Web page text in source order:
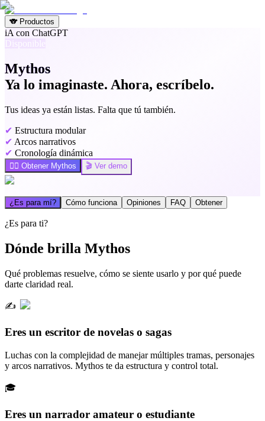
🐨 Productos
iA con ChatGPT
Disponible
Mythos
Ya lo imaginaste. Ahora, escríbelo.
Tus ideas ya están listas. Falta que tú también.
✔ Estructura modular
✔ Arcos narrativos
✔ Cronología dinámica
🧚‍♂️ Obtener Mythos 🎬 Ver demo
¿Es para mí? Cómo funciona Opiniones FAQ Obtener
¿Es para ti?
Dónde brilla Mythos
Qué problemas resuelve, cómo se siente usarlo y por qué puede
darte claridad real.
✍️
Eres un escritor de novelas o sagas
Luchas con la complejidad de manejar múltiples tramas, personajes
y arcos narrativos. Mythos te da estructura y control total.
🎓
Eres un narrador amateur o estudiante